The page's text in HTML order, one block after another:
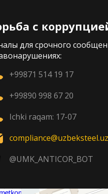
с
для срочного
+99871 514 19 17
+99890 998 67 20
Ichki raqam: 17-07
compliance@uzbeksteel.uz
@UMK_ANTICOR_BOT